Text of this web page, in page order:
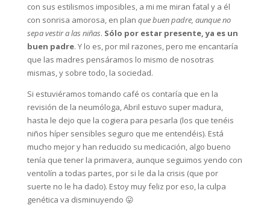
con sus estilismos imposibles, a mi me miran fatal y a él
con sonrisa amorosa, en plan que buen padre, aunque no
sepa vestir a las niñas. Sólo por estar presente, ya es un
buen padre. Y lo es, por mil razones, pero me encantaría
que las madres pensáramos lo mismo de nosotras
mismas, y sobre todo, la sociedad.
Si estuviéramos tomando café os contaría que en la
revisión de la neumóloga, Abril estuvo super madura,
hasta le dejo que la cogiera para pesarla (los que tenéis
niños híper sensibles seguro que me entendéis). Está
mucho mejor y han reducido su medicación, algo bueno
tenía que tener la primavera, aunque seguimos yendo con
ventolín a todas partes, por si le da la crisis (que por
suerte no le ha dado). Estoy muy feliz por eso, la culpa
genética va disminuyendo 😛